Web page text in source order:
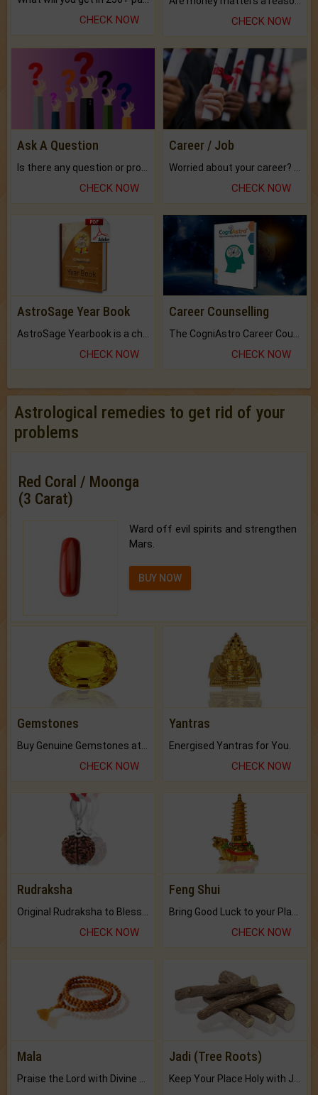
CHECK NOW CHECK NOW
Ask A Question
CHECK NOW
Career / Job
CHECK NOW
AstroSage Year Book
AstroSage Yearbook is a channel to fulfill your dreams and destiny.
CHECK NOW
Career Counselling
The CogniAstro Career Counselling Report is the most comprehensive report available on this topic.
CHECK NOW
Astrological remedies to get rid of your
problems
Red Coral / Moonga
(3 Carat)
Ward off evil spirits and strengthen
Mars.
BUY NOW
Gemstones
CHECK NOW
Yantras
Energised Yantras for You.
CHECK NOW
Rudraksha
CHECK NOW
Feng Shui
CHECK NOW
Mala Jadi (Tree Roots)